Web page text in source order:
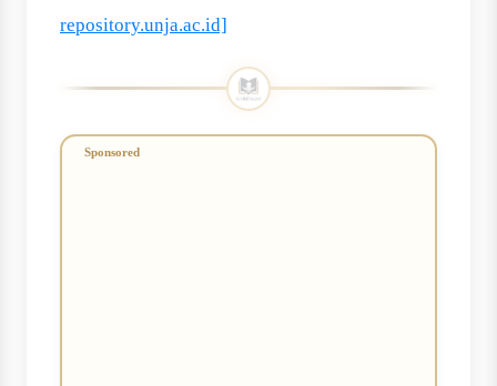
repository.unja.ac.id]